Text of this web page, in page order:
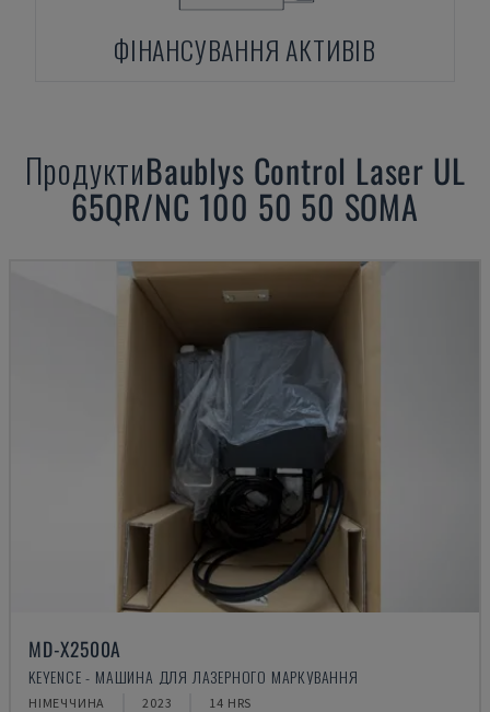
ФІНАНСУВАННЯ АКТИВІВ
ПродуктиBaublys Control Laser UL
65QR/NC 100 50 50 SOMA
MD-X2500A
KEYENCE - МАШИНА ДЛЯ ЛАЗЕРНОГО МАРКУВАННЯ
НІМЕЧЧИНА 2023 14 HRS